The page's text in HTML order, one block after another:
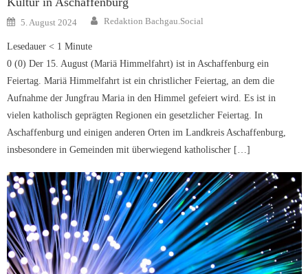
Posted
on
5. August 2024 Author
Redaktion Bachgau.Social
Lesedauer < 1 Minute
0 (0) Der 15. August (Mariä Himmelfahrt) ist in Aschaffenburg ein
Feiertag. Mariä Himmelfahrt ist ein christlicher Feiertag, an dem die
Aufnahme der Jungfrau Maria in den Himmel gefeiert wird. Es ist in
vielen katholisch geprägten Regionen ein gesetzlicher Feiertag. In
Aschaffenburg und einigen anderen Orten im Landkreis Aschaffenburg,
insbesondere in Gemeinden mit überwiegend katholischer […]